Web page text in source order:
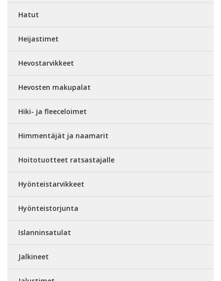
Hatut
Heijastimet
Hevostarvikkeet
Hevosten makupalat
Hiki- ja fleeceloimet
Himmentäjät ja naamarit
Hoitotuotteet ratsastajalle
Hyönteistarvikkeet
Hyönteistorjunta
Islanninsatulat
Jalkineet